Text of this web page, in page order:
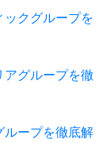
クグループを
グループを徹
ープを徹底解